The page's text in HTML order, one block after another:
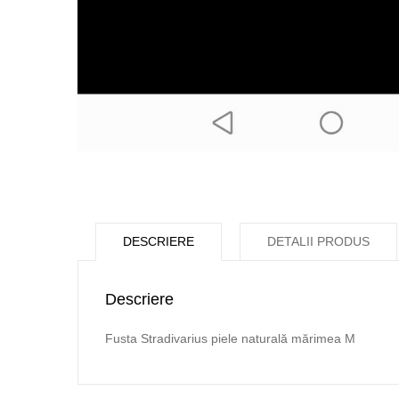
DESCRIERE
Descriere
Fusta Stradivarius piele naturală mărimea M
DETALII PRODUS